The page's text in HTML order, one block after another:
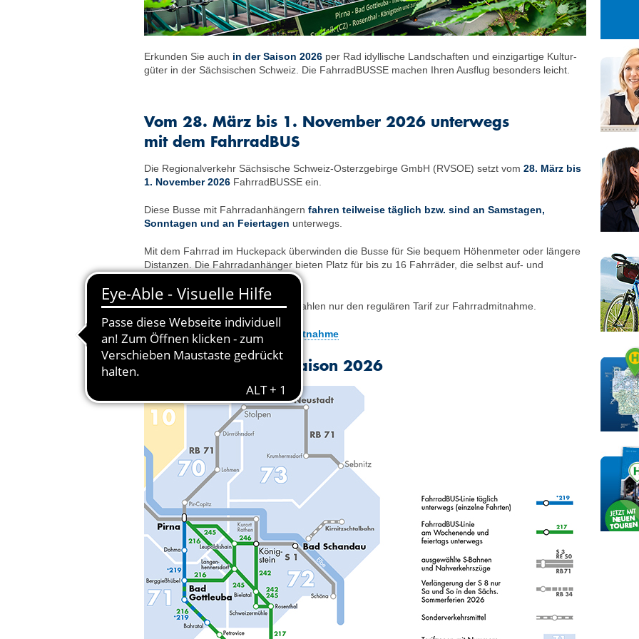
Erkunden Sie auch in der Saison 2026 per Rad idyllische Landschaften und einzigartige Kultur­
güter in der Sächsischen Schweiz. Die FahrradBUSSE machen Ihren Ausflug besonders leicht.
Vom 28. März bis 1. November 2026 unterwegs
mit dem FahrradBUS
Die Regionalverkehr Sächsische Schweiz-Osterzgebirge GmbH (RVSOE) setzt vom 28. März bis
1. November 2026 FahrradBUSSE ein.
Diese Busse mit Fahrradanhängern fahren teilweise täglich bzw. sind an Samstagen,
Sonntagen und an Feiertagen unterwegs.
Mit dem Fahrrad im Huckepack überwinden die Busse für Sie bequem Höhenmeter oder längere
Distanzen. Die Fahrradanhänger bieten Platz für bis zu 16 Fahrräder, die selbst auf- und
Der Service istkostenfrei. Sie bezahlen nur den regulären Tarif zur Fahrradmitnahme.
Tarifinformation zur Fahrradmitnahme
FahrradBUS-Linie – Saison 2026
27
3
12
19
25 26
1 2